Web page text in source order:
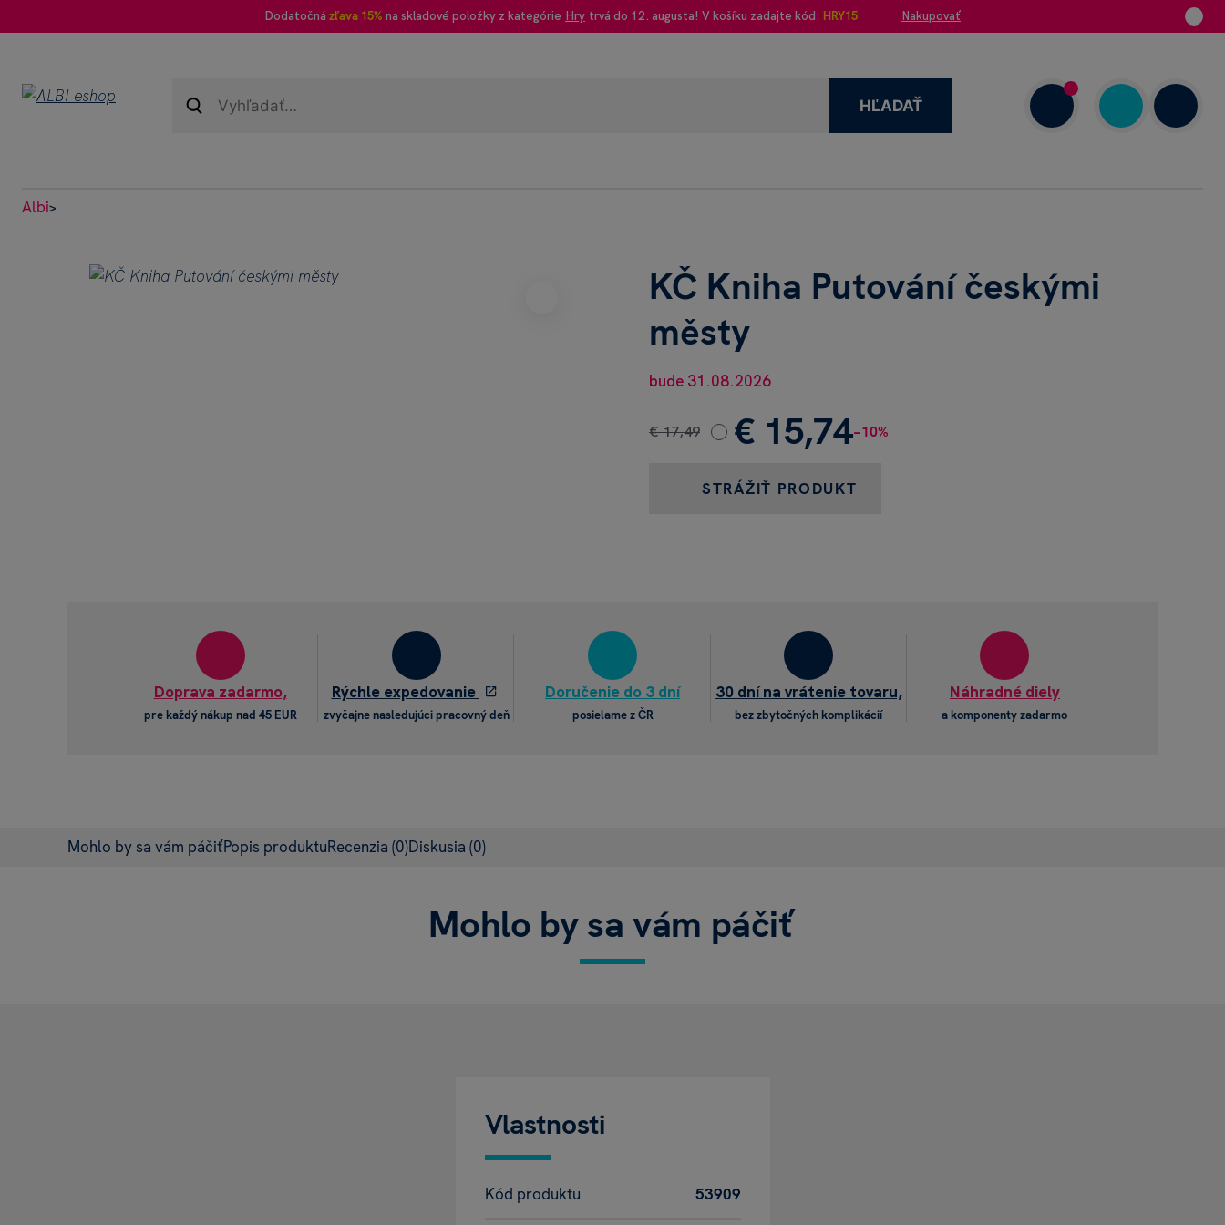
Dodatočná zľava 15% na skladové položky z kategórie Hry trvá do 12. augusta! V košíku zadajte kód: HRY15 Nakupovať
HĽADAŤ
Albi>
KČ Kniha Putování českými
městy
bude 31.08.2026
€ 17,49 € 15,74−10%
STRÁŽIŤ PRODUKT
Doprava zadarmo,
pre každý nákup nad 45 EUR
Rýchle expedovanie
zvyčajne nasledujúci pracovný deň
Doručenie do 3 dní
posielame z ČR
30 dní na vrátenie tovaru,
bez zbytočných komplikácií
Náhradné diely
a komponenty zadarmo
Mohlo by sa vám páčiťPopis produktuRecenzia (0)Diskusia (0)
Mohlo by sa vám páčiť
Vlastnosti
Kód produktu 53909